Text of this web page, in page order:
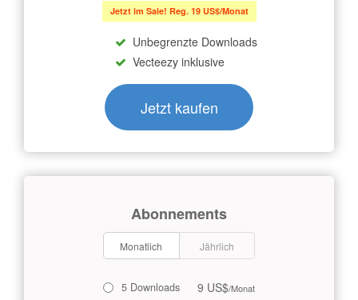
Jetzt im Sale! Reg. 19 US$/Monat
Unbegrenzte Downloads
Vecteezy inklusive
Jetzt kaufen
Abonnements
Monatlich Jährlich
5 Downloads 9 US$/Monat